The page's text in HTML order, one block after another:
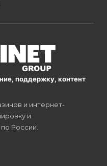
поддержку, контент
и интернет-
и
России.